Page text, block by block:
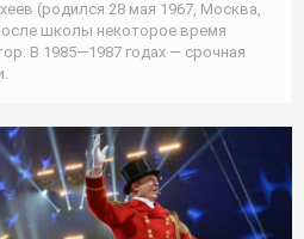
(родился 28 мая 1967, Москва,
школы некоторое время
В 1985—1987 годах — срочная